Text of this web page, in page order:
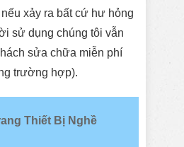
xảy ra bất cứ hư hỏng
sử dụng chúng tôi vẫn
sửa chữa miễn phí
trường hợp).
Thiết Bị Nghề